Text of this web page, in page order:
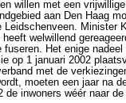
willen met een
aan Den Haag
Leidschenveen. Minister
welwillend
fuseren. Het enige
op 1 januari 2002
met de
moeten een jaar na
de inwoners wéér naar